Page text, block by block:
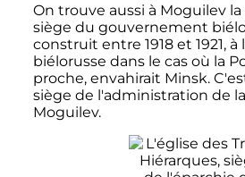
On trouve aussi à Moguilev
siège du gouvernement
construit entre 1918 et 1921,
biélorusse dans le cas où la
proche, envahirait Minsk.
siège de l'administration de
Moguilev.